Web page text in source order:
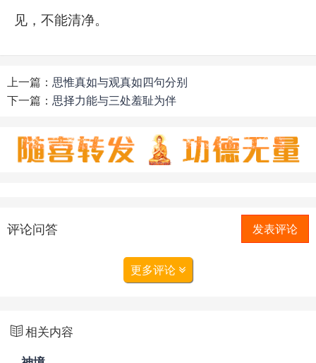
见，不能清净。
上一篇： 思惟真如与观真如四句分别
下一篇： 思择力能与三处羞耻为伴
评论问答 发表评论
更多评论
相关内容